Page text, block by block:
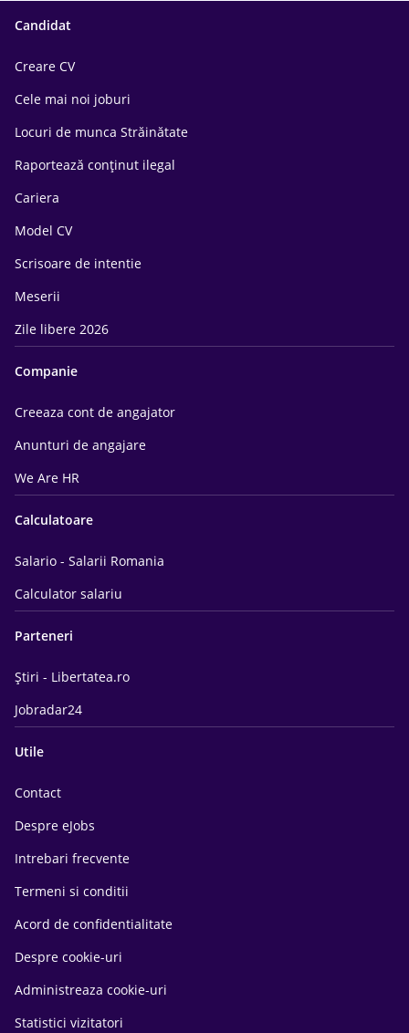
Candidat
Creare CV
Cele mai noi joburi
Locuri de munca Străinătate
Raportează conținut ilegal
Cariera
Model CV
Scrisoare de intentie
Meserii
Zile libere 2026
Companie
Creeaza cont de angajator
Anunturi de angajare
We Are HR
Calculatoare
Salario - Salarii Romania
Calculator salariu
Parteneri
Știri - Libertatea.ro
Jobradar24
Utile
Contact
Despre eJobs
Intrebari frecvente
Termeni si conditii
Acord de confidentialitate
Despre cookie-uri
Administreaza cookie-uri
Statistici vizitatori